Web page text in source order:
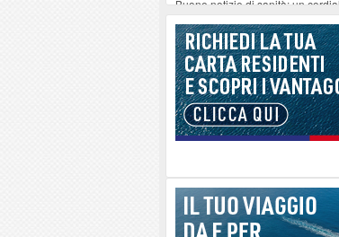
Buone notizie di sanità: un
Altiero Spinelli e Ursula
Capoliveri, potenziata la pulizia
Marina di Campo tra i porti